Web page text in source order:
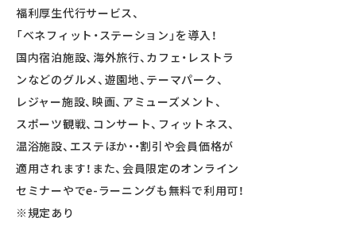
福利厚生代行サービス、
「ベネフィット・ステーション」を導入！
国内宿泊施設、海外旅行、カフェ・レストラ
ンなどのグルメ、遊園地、テーマパーク、
レジャー施設、映画、アミューズメント、
スポーツ観戦、コンサート、フィットネス、
温浴施設、エステほか・・割引や会員価格が
適用されます！また、会員限定のオンライン
セミナーやでe-ラーニングも無料で利用可！
※規定あり